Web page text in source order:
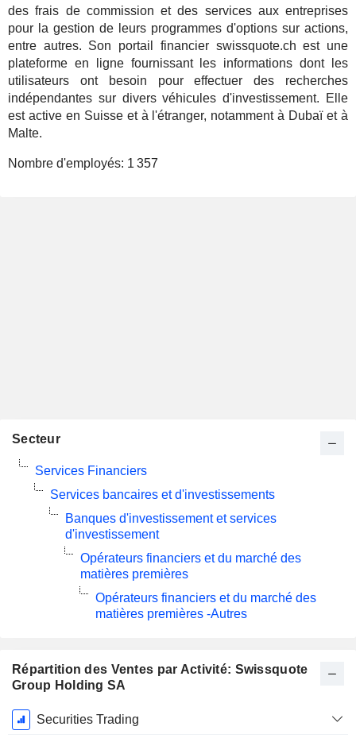
des frais de commission et des services aux entreprises
pour la gestion de leurs programmes d'options sur actions,
entre autres. Son portail financier swissquote.ch est une
plateforme en ligne fournissant les informations dont les
utilisateurs ont besoin pour effectuer des recherches
indépendantes sur divers véhicules d'investissement. Elle
est active en Suisse et à l'étranger, notamment à Dubaï et à
Malte.
Nombre d'employés: 1 357
Répartition des Ventes par Activité: Swissquote
Group Holding SA
Période
Fiscale:
Securities Trading
Secteur
Services Financiers
Services bancaires et d'investissements
Banques d'investissement et services
d'investissement
Opérateurs financiers et du marché des
matières premières
Opérateurs financiers et du marché des
matières premières -Autres